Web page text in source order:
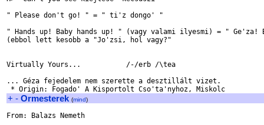
" Please don't go! " = " ti'z dongo' "
" Hands up! Baby hands up! " (vagy valami ilyesmi) = "
(ebbol lett kesobb a "Jo'zsi, hol vagy?"
Virtually Yours...           /-/erb /\tea
... Géza fejedelem nem szerette a desztillált vizet.
+ - Ormesterek (mind)
From: Balazs Nemeth